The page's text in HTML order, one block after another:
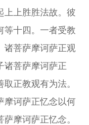
上上胜胜法故。彼
等十四。一者受教
诸菩萨摩诃萨正观
诸菩萨摩诃萨正
正教观有为法。
摩诃萨正忆念以何
摩诃萨正忆念。